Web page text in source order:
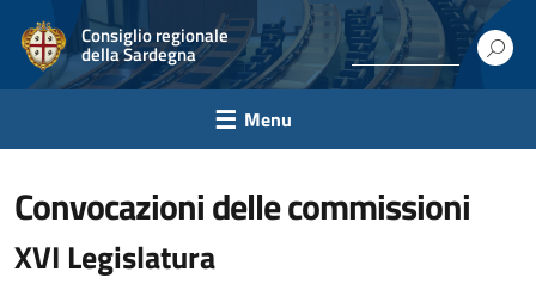
Consiglio regionale
della Sardegna
Menu
convocazioni delle commissioni
XVI Legislatura